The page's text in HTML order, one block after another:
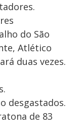
do São
Atlético
duas vezes.
desgastados.
de 83